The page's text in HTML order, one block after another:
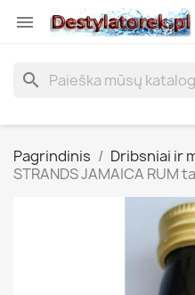

search
Pagrindinis
Dribsniai ir
STRANDS JAMAICA RUM